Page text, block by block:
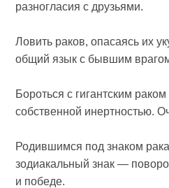
разногласия с друзьями.
Ловить раков, опасаясь их
общий язык с бывшим
Бороться с гигантским
собственной инертностью.
Родившимся под знаком
зодиакальный знак —
и победе.